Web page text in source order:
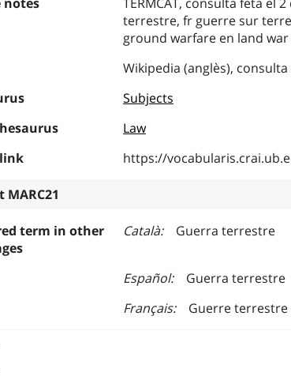
terrestre, fr guerre sur
ground warfare en land
Wikipedia (anglès),
Subjects
Law
https://
MARC21
term in other
Català Guerra terrestre
Español
Guerra terrestre
Français
Guerre terrestre